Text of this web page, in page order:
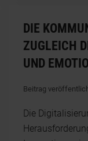
DIE
ZUGLEICH
UND
Beitrag
Die